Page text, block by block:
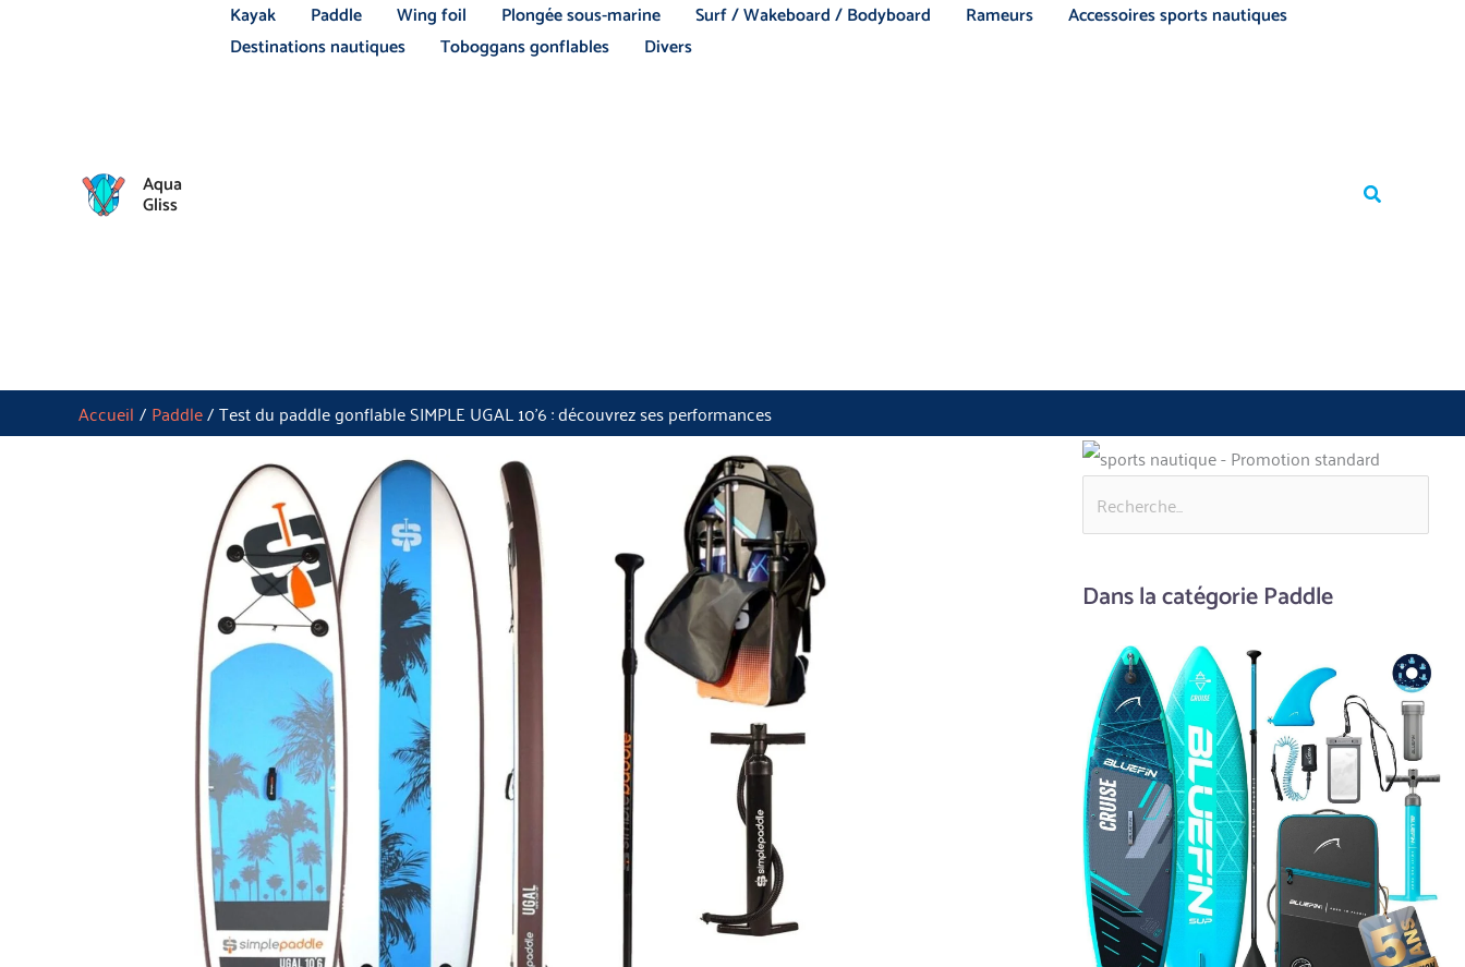
Aqua
Gliss
Kayak Paddle Wing foil Plongée sous-marine Surf / Wakeboard / Bodyboard Rameurs
Accessoires sports nautiques
Destinations nautiques
Toboggans gonflables Divers
Rechercher
Accueil Paddle Test du paddle gonflable SIMPLE UGAL 10’6 : découvrez ses performances
Rechercher
Dans la catégorie Paddle